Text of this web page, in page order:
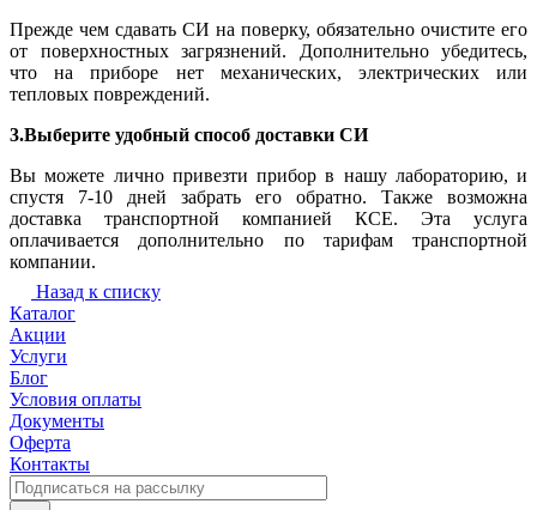
Прежде чем сдавать СИ на поверку, обязательно очистите его
от поверхностных загрязнений. Дополнительно убедитесь,
что на приборе нет механических, электрических или
тепловых повреждений.
3.Выберите удобный способ доставки СИ
Вы можете лично привезти прибор в нашу лабораторию, и
спустя 7-10 дней забрать его обратно. Также возможна
доставка транспортной компанией КСЕ. Эта услуга
оплачивается дополнительно по тарифам транспортной
компании.
Назад к списку
Каталог
Акции
Услуги
Блог
Условия оплаты
Документы
Оферта
Контакты